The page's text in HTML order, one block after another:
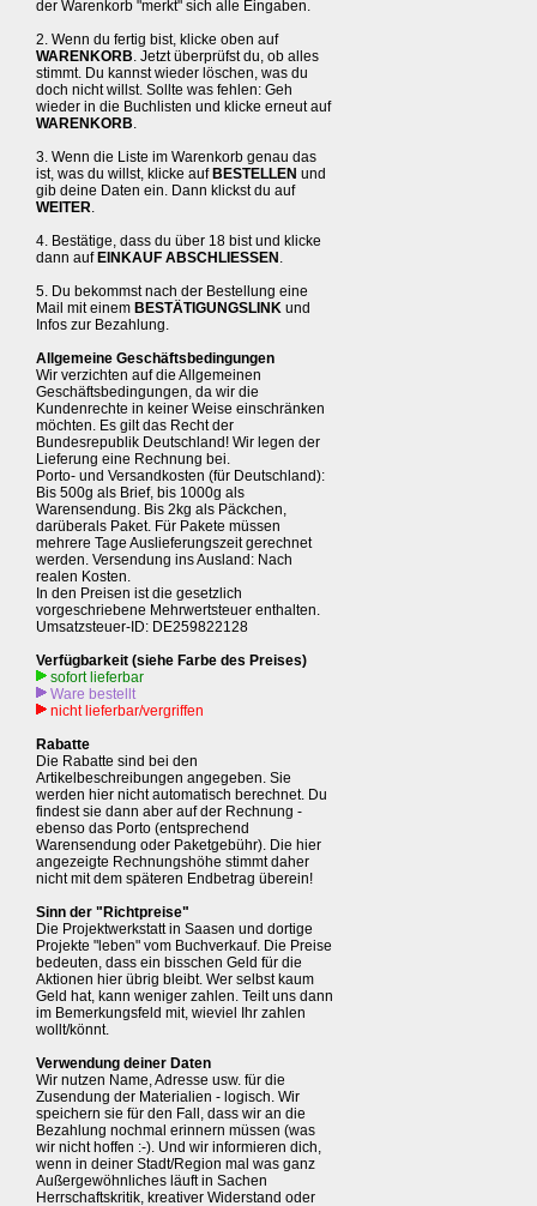
der Warenkorb "merkt" sich alle Eingaben.
2. Wenn du fertig bist, klicke oben auf
WARENKORB. Jetzt überprüfst du, ob alles
stimmt. Du kannst wieder löschen, was du
doch nicht willst. Sollte was fehlen: Geh
wieder in die Buchlisten und klicke erneut auf
WARENKORB.
3. Wenn die Liste im Warenkorb genau das
ist, was du willst, klicke auf BESTELLEN und
gib deine Daten ein. Dann klickst du auf
WEITER.
4. Bestätige, dass du über 18 bist und klicke
dann auf EINKAUF ABSCHLIESSEN .
5. Du bekommst nach der Bestellung eine
Mail mit einem BESTÄTIGUNGSLINK und
Infos zur Bezahlung.
Allgemeine Geschäftsbedingungen
Wir verzichten auf die Allgemeinen
Geschäftsbedingungen, da wir die
Kundenrechte in keiner Weise einschränken
möchten. Es gilt das Recht der
Bundesrepublik Deutschland! Wir legen der
Lieferung eine Rechnung bei.
Porto- und Versandkosten (für Deutschland):
Bis 500g als Brief, bis 1000g als
Warensendung. Bis 2kg als Päckchen,
darüberals Paket. Für Pakete müssen
mehrere Tage Auslieferungszeit gerechnet
werden. Versendung ins Ausland: Nach
realen Kosten.
In den Preisen ist die gesetzlich
vorgeschriebene Mehrwertsteuer enthalten.
Umsatzsteuer-ID: DE259822128
Verfügbarkeit (siehe Farbe des Preises)
sofort lieferbar
Ware bestellt
nicht lieferbar/vergriffen
Rabatte
Die Rabatte sind bei den
Artikelbeschreibungen angegeben. Sie
werden hier nicht automatisch berechnet. Du
findest sie dann aber auf der Rechnung -
ebenso das Porto (entsprechend
Warensendung oder Paketgebühr). Die hier
angezeigte Rechnungshöhe stimmt daher
nicht mit dem späteren Endbetrag überein!
Sinn der "Richtpreise"
Die Projektwerkstatt in Saasen und dortige
Projekte "leben" vom Buchverkauf. Die Preise
bedeuten, dass ein bisschen Geld für die
Aktionen hier übrig bleibt. Wer selbst kaum
Geld hat, kann weniger zahlen. Teilt uns dann
im Bemerkungsfeld mit, wieviel Ihr zahlen
wollt/könnt.
Verwendung deiner Daten
Wir nutzen Name, Adresse usw. für die
Zusendung der Materialien - logisch. Wir
speichern sie für den Fall, dass wir an die
Bezahlung nochmal erinnern müssen (was
wir nicht hoffen :-). Und wir informieren dich,
wenn in deiner Stadt/Region mal was ganz
Außergewöhnliches läuft in Sachen
Herrschaftskritik, kreativer Widerstand oder